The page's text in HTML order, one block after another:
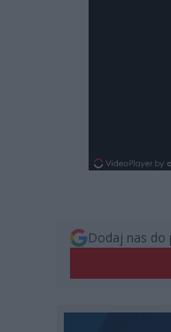
Dodaj nas do